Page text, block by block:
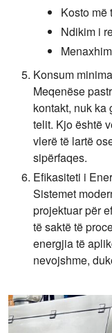
Kosto më
Ndikim i
Konsum
Meqenëse
kontakt, nuk ka
telit. Kjo është
vlerë të lartë
sipërfaqes.
Efikasiteti i
Sistemet
projektuar për
të saktë të
energjia të
nevojshme,